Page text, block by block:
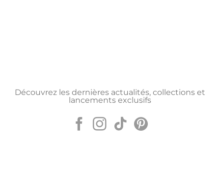
Découvrez les dernières actualités, collections et
lancements exclusifs